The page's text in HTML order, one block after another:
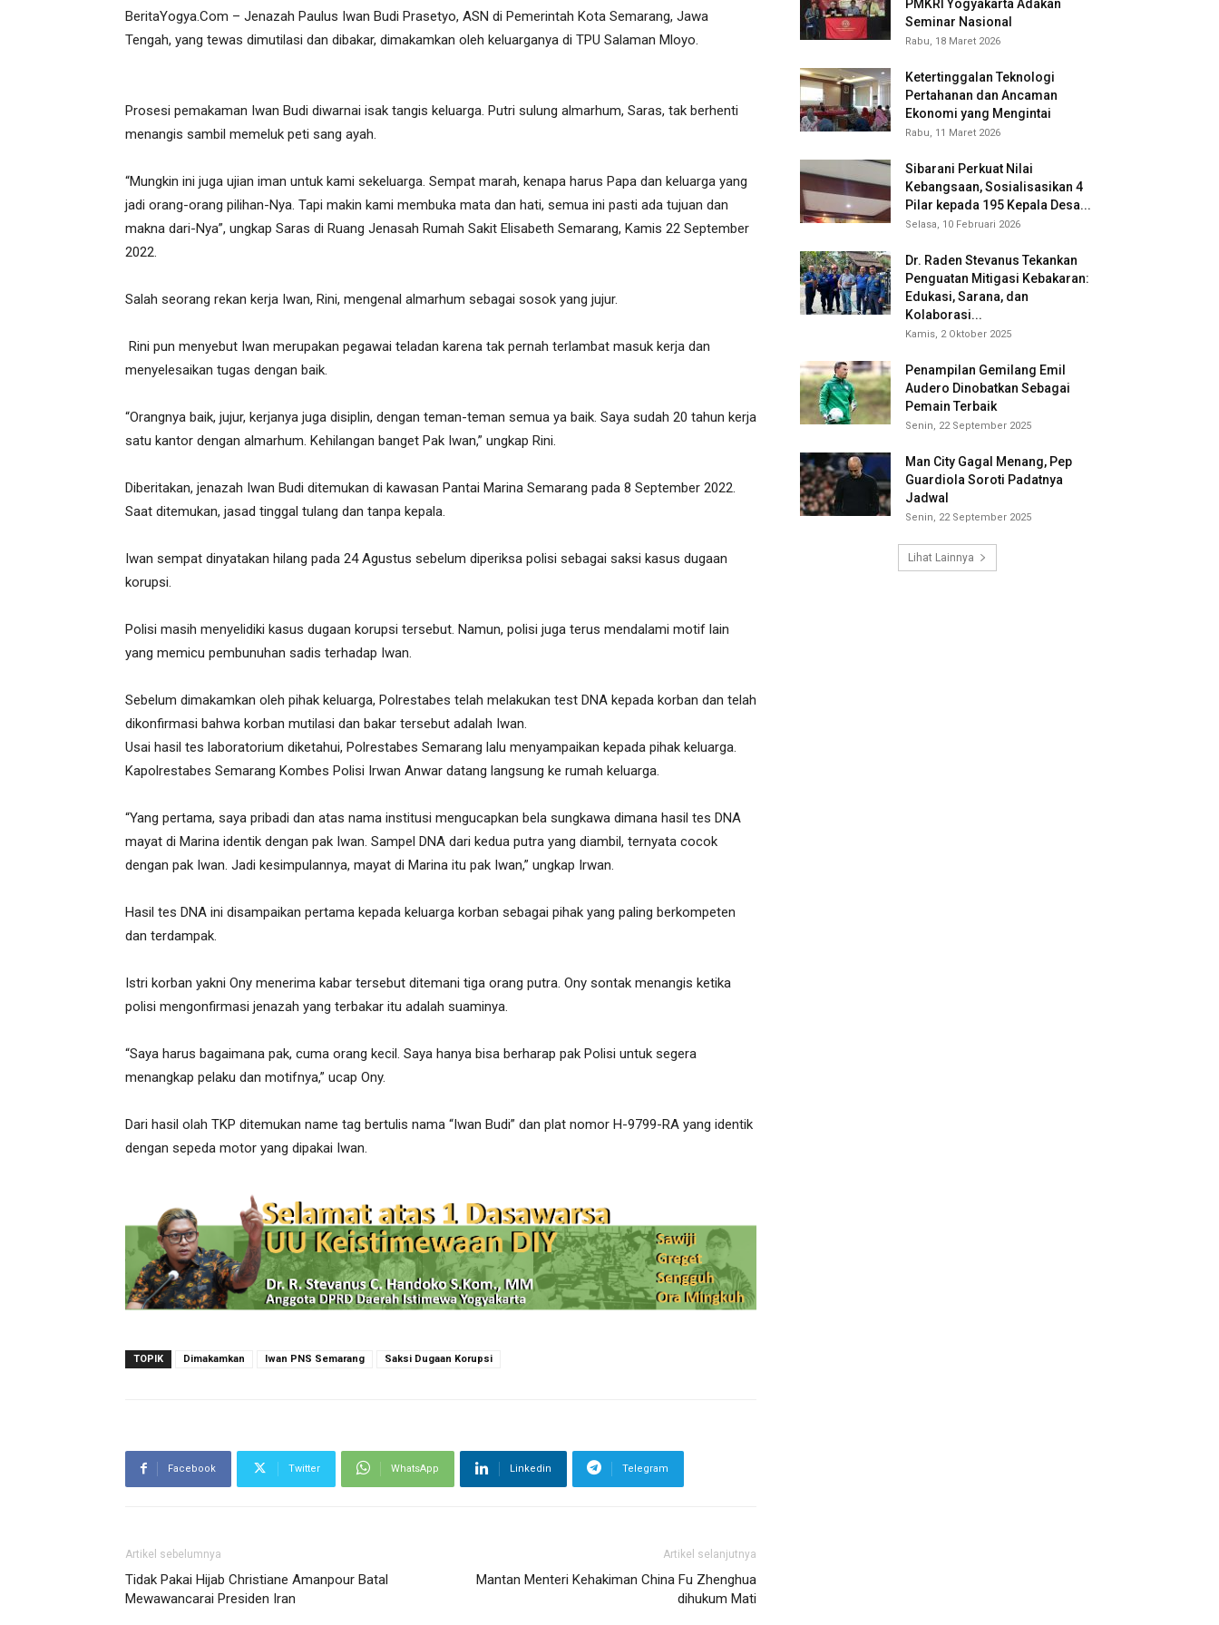
BeritaYogya.Com – Jenazah Paulus Iwan Budi Prasetyo, ASN di Pemerintah Kota Semarang, Jawa
Tengah, yang tewas dimutilasi dan dibakar, dimakamkan oleh keluarganya di TPU Salaman Mloyo.
Prosesi pemakaman Iwan Budi diwarnai isak tangis keluarga. Putri sulung almarhum, Saras, tak berhenti
menangis sambil memeluk peti sang ayah.
“Mungkin ini juga ujian iman untuk kami sekeluarga. Sempat marah, kenapa harus Papa dan keluarga yang
jadi orang-orang pilihan-Nya. Tapi makin kami membuka mata dan hati, semua ini pasti ada tujuan dan
makna dari-Nya”, ungkap Saras di Ruang Jenasah Rumah Sakit Elisabeth Semarang, Kamis 22 September
2022.
Salah seorang rekan kerja Iwan, Rini, mengenal almarhum sebagai sosok yang jujur.
Rini pun menyebut Iwan merupakan pegawai teladan karena tak pernah terlambat masuk kerja dan
menyelesaikan tugas dengan baik.
“Orangnya baik, jujur, kerjanya juga disiplin, dengan teman-teman semua ya baik. Saya sudah 20 tahun kerja
satu kantor dengan almarhum. Kehilangan banget Pak Iwan,” ungkap Rini.
Diberitakan, jenazah Iwan Budi ditemukan di kawasan Pantai Marina Semarang pada 8 September 2022.
Saat ditemukan, jasad tinggal tulang dan tanpa kepala.
Iwan sempat dinyatakan hilang pada 24 Agustus sebelum diperiksa polisi sebagai saksi kasus dugaan
korupsi.
Polisi masih menyelidiki kasus dugaan korupsi tersebut. Namun, polisi juga terus mendalami motif lain
yang memicu pembunuhan sadis terhadap Iwan.
Sebelum dimakamkan oleh pihak keluarga, Polrestabes telah melakukan test DNA kepada korban dan telah
dikonfirmasi bahwa korban mutilasi dan bakar tersebut adalah Iwan.
Usai hasil tes laboratorium diketahui, Polrestabes Semarang lalu menyampaikan kepada pihak keluarga.
Kapolrestabes Semarang Kombes Polisi Irwan Anwar datang langsung ke rumah keluarga.
“Yang pertama, saya pribadi dan atas nama institusi mengucapkan bela sungkawa dimana hasil tes DNA
mayat di Marina identik dengan pak Iwan. Sampel DNA dari kedua putra yang diambil, ternyata cocok
dengan pak Iwan. Jadi kesimpulannya, mayat di Marina itu pak Iwan,” ungkap Irwan.
Hasil tes DNA ini disampaikan pertama kepada keluarga korban sebagai pihak yang paling berkompeten
dan terdampak.
Istri korban yakni Ony menerima kabar tersebut ditemani tiga orang putra. Ony sontak menangis ketika
polisi mengonfirmasi jenazah yang terbakar itu adalah suaminya.
“Saya harus bagaimana pak, cuma orang kecil. Saya hanya bisa berharap pak Polisi untuk segera
menangkap pelaku dan motifnya,” ucap Ony.
Dari hasil olah TKP ditemukan name tag bertulis nama “Iwan Budi” dan plat nomor H-9799-RA yang identik
dengan sepeda motor yang dipakai Iwan.
TOPIK Dimakamkan Iwan PNS Semarang Saksi Dugaan Korupsi
Facebook Twitter WhatsApp Linkedin Telegram
Artikel sebelumnya
Tidak Pakai Hijab Christiane Amanpour Batal
Mewawancarai Presiden Iran
Artikel selanjutnya
Mantan Menteri Kehakiman China Fu Zhenghua
dihukum Mati
PMKRI Yogyakarta Adakan
Seminar Nasional
Rabu, 18 Maret 2026
Ketertinggalan Teknologi
Pertahanan dan Ancaman
Ekonomi yang Mengintai
Rabu, 11 Maret 2026
Sibarani Perkuat Nilai
Kebangsaan, Sosialisasikan 4
Pilar kepada 195 Kepala Desa...
Selasa, 10 Februari 2026
Dr. Raden Stevanus Tekankan
Penguatan Mitigasi Kebakaran:
Edukasi, Sarana, dan
Kolaborasi...
Kamis, 2 Oktober 2025
Penampilan Gemilang Emil
Audero Dinobatkan Sebagai
Pemain Terbaik
Senin, 22 September 2025
Man City Gagal Menang, Pep
Guardiola Soroti Padatnya
Jadwal
Senin, 22 September 2025
Lihat Lainnya